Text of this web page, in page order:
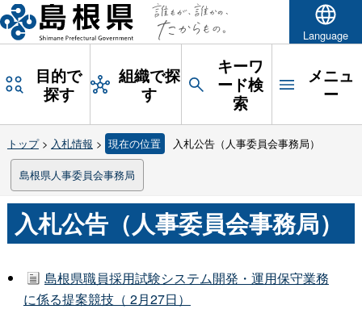
Language
目的で
探す
組織で探
す
キーワ
ード検
索
メニュ
ー
トップ> 入札情報 > 現在の位置 入札公告（人事委員会事務局）
島根県人事委員会事務局
入札公告（人事委員会事務局）
島根県職員採用試験システム開発・運用保守業務
に係る提案競技（ 2月27日）